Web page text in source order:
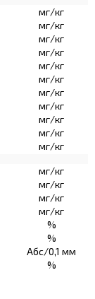
мг/кг
мг/кг
мг/кг
мг/кг
мг/кг
мг/кг
мг/кг
мг/кг
мг/кг
мг/кг
мг/кг
мг/кг
мг/кг
мг/кг
мг/кг
%
%
Абс/0,1 мм
%